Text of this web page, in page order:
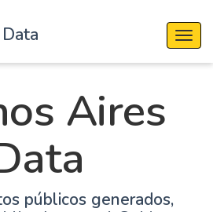
Aires
públicos generados,